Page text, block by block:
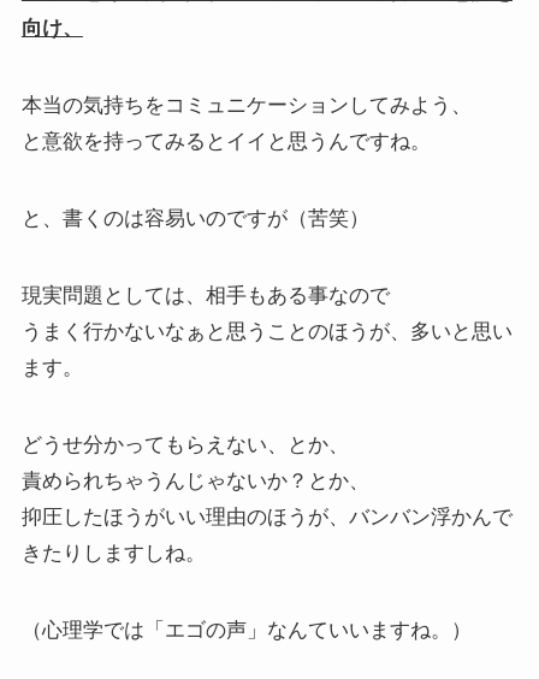
向け、
本当の気持ちをコミュニケーションしてみよう、
と意欲を持ってみるとイイと思うんですね。
と、書くのは容易いのですが（苦笑）
現実問題としては、相手もある事なので
うまく行かないなぁと思うことのほうが、多いと思い
ます。
どうせ分かってもらえない、とか、
責められちゃうんじゃないか？とか、
抑圧したほうがいい理由のほうが、バンバン浮かんで
きたりしますしね。
（心理学では「エゴの声」なんていいますね。）